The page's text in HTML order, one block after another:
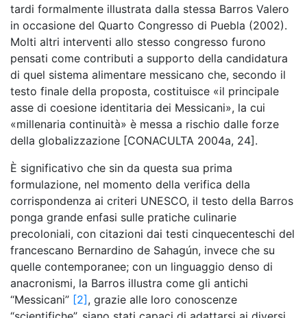
tardi formalmente illustrata dalla stessa Barros Valero
in occasione del Quarto Congresso di Puebla (2002).
Molti altri interventi allo stesso congresso furono
pensati come contributi a supporto della candidatura
di quel sistema alimentare messicano che, secondo il
testo finale della proposta, costituisce «il principale
asse di coesione identitaria dei Messicani», la cui
«millenaria continuità» è messa a rischio dalle forze
della globalizzazione [CONACULTA 2004a, 24].
È significativo che sin da questa sua prima
formulazione, nel momento della verifica della
corrispondenza ai criteri UNESCO, il testo della Barros
ponga grande enfasi sulle pratiche culinarie
precoloniali, con citazioni dai testi cinquecenteschi del
francescano Bernardino de Sahagún, invece che su
quelle contemporanee; con un linguaggio denso di
anacronismi, la Barros illustra come gli antichi
“Messicani” [2] , grazie alle loro conoscenze